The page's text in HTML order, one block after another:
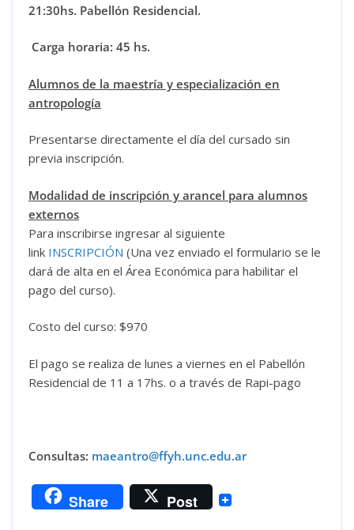
21:30hs. Pabellón Residencial.
Carga horaria: 45 hs.
Alumnos de la maestría y especialización en
antropología
Presentarse directamente el día del cursado sin
previa inscripción.
Modalidad de inscripción y arancel para alumnos
externos
Para inscribirse ingresar al siguiente
link INSCRIPCIÓN (Una vez enviado el formulario se le
dará de alta en el Área Económica para habilitar el
pago del curso).
Costo del curso: $970
El pago se realiza de lunes a viernes en el Pabellón
Residencial de 11 a 17hs. o a través de Rapi-pago
Consultas: maeantro@ffyh.unc.edu.ar
Share Post